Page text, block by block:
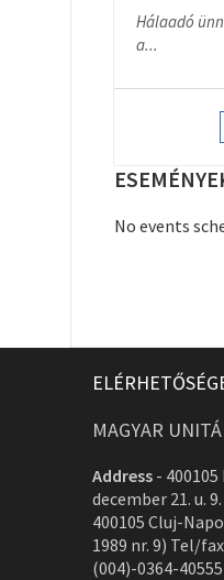
Hálaadó
a...
No events
MAGYAR
Address -
december 21. u.
400105 Cluj-
1989 nr. 9) Tel/
(004)-0364-